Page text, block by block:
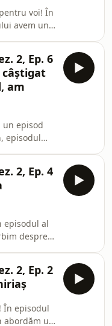
pe
Jitariuc și
fără filtre
voi! În
avem un
Petcu
despre
atât
psihologia
2, Ep. 6
câștigat
am
un episod
care David
De la
înota
de
contat
e i
2, Ep. 4
episodul al
despre
Virgil
ce
2, Ep. 2
În episodul
abordăm un